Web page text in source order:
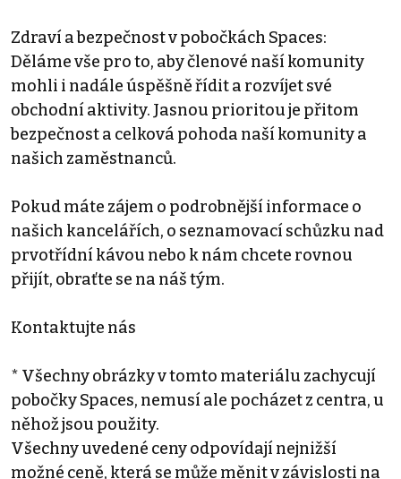
Zdraví a bezpečnost v pobočkách Spaces:
Děláme vše pro to, aby členové naší komunity
mohli i nadále úspěšně řídit a rozvíjet své
obchodní aktivity. Jasnou prioritou je přitom
bezpečnost a celková pohoda naší komunity a
našich zaměstnanců.
Pokud máte zájem o podrobnější informace o
našich kancelářích, o seznamovací schůzku nad
prvotřídní kávou nebo k nám chcete rovnou
přijít, obraťte se na náš tým.
Kontaktujte nás
* Všechny obrázky v tomto materiálu zachycují
pobočky Spaces, nemusí ale pocházet z centra, u
něhož jsou použity.
Všechny uvedené ceny odpovídají nejnižší
možné ceně, která se může měnit v závislosti na